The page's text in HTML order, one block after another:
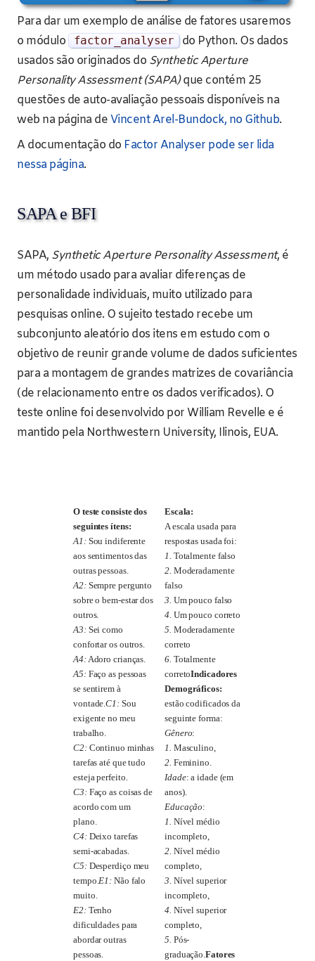
Para dar um exemplo de análise de fatores usaremos
o módulo
factor_analyser do Python. Os dados
usados são originados do Synthetic Aperture
Personality Assessment (SAPA)que contém 25
questões de auto-avaliação pessoais disponíveis na
web na página deVincent Arel-Bundock, no Github.
A documentação do Factor Analyser pode ser lida
nessa página.
SAPA e BFI
SAPA, Synthetic Aperture Personality Assessment, é
um método usado para avaliar diferenças de
personalidade individuais, muito utilizado para
pesquisas online. O sujeito testado recebe um
subconjunto aleatório dos itens em estudo com o
objetivo de reunir grande volume de dados suficientes
para a montagem de grandes matrizes de covariância
(de relacionamento entre os dados verificados). O
teste online foi desenvolvido por William Revelle e é
mantido pela Northwestern University, Ilinois, EUA.
O teste consiste dos
seguintes ítens:
A1:Sou indiferente
aos sentimentos das
outras pessoas.
A2:Sempre pergunto
sobre o bem-estar dos
outros.
A3:Sei como
confortar os outros.
A4:Adoro crianças.
A5:Faço as pessoas
se sentirem à
vontade.C1:Sou
exigente no meu
trabalho.
C2:Continuo minhas
tarefas até que tudo
esteja perfeito.
C3:Faço as coisas de
acordo com um
plano.
C4:Deixo tarefas
semi-acabadas.
C5:Desperdiço meu
tempo. E1: Não falo
muito.
E2:Tenho
dificuldades para
abordar outras
pessoas.
Escala:
A escala usada para
respostas usada foi:
1. Totalmente falso
2. Moderadamente
falso
3. Um pouco falso
4. Um pouco correto
5. Moderadamente
correto
6. Totalmente
corretoIndicadores
Demográficos:
estão codificados da
seguinte forma:
Gênero:
1. Masculino,
2. Feminino.
Idade: a idade (em
anos).
Educação:
1. Nível médio
incompleto,
2. Nível médio
completo,
3. Nível superior
incompleto,
4. Nível superior
completo,
5. Pós-
graduação.Fatores